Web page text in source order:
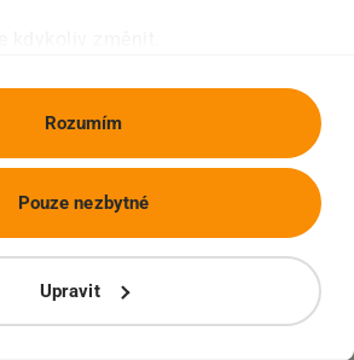
Rozumím
Upravit
Pouze nezbytné